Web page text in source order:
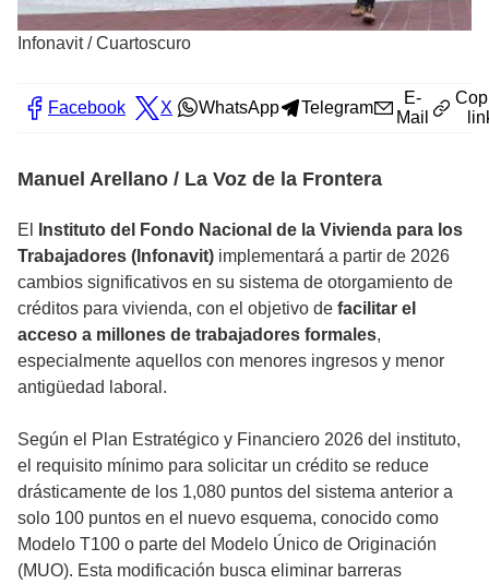
Infonavit/Cuartoscuro
Facebook X WhatsApp Telegram
E-
Mail
Manuel Arellano / La Voz de la Frontera
El
Instituto del Fondo Nacional de la Vivienda para los
Trabajadores (Infonavit) implementará a partir de 2026
cambios significativos en su sistema de otorgamiento de
créditos para vivienda, con el objetivo de facilitar el
acceso a millones de trabajadores formales,
especialmente aquellos con menores ingresos y menor
antigüedad laboral.
Según el Plan Estratégico y Financiero 2026 del instituto,
el requisito mínimo para solicitar un crédito se reduce
drásticamente de los 1,080 puntos del sistema anterior a
solo 100 puntos en el nuevo esquema, conocido como
Modelo T100 o parte del Modelo Único de Originación
(MUO). Esta modificación busca eliminar barreras